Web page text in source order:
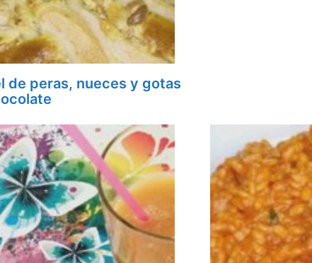
de peras, nueces y gotas